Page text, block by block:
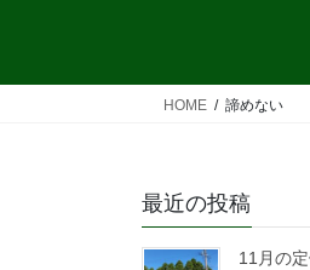
HOME 諦めない
最近の投稿
11月の